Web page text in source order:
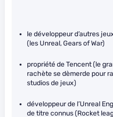
le développeur d’autres
(les Unreal, Gears of War)
propriété de Tencent (le
rachète se dèmerde pour
studios de jeux)
développeur de l’Unreal
de titre connus (Rocket